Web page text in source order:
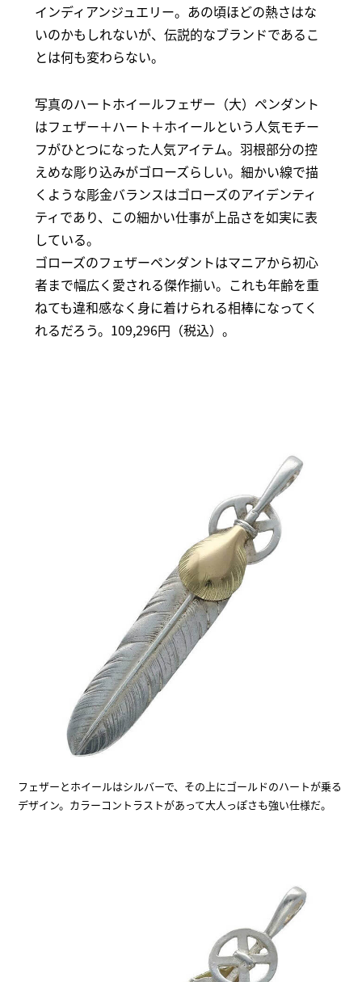
インディアンジュエリー。あの頃ほどの熱さはな
いのかもしれないが、伝説的なブランドであるこ
とは何も変わらない。
写真のハートホイールフェザー（大）ペンダント
はフェザー＋ハート＋ホイールという人気モチー
フがひとつになった人気アイテム。羽根部分の控
えめな彫り込みがゴローズらしい。細かい線で描
くような彫金バランスはゴローズのアイデンティ
ティであり、この細かい仕事が上品さを如実に表
している。
ゴローズのフェザーペンダントはマニアから初心
者まで幅広く愛される傑作揃い。これも年齢を重
ねても違和感なく身に着けられる相棒になってく
れるだろう。109,296円（税込）。
フェザーとホイールはシルバーで、その上にゴールドのハートが乗る
デザイン。カラーコントラストがあって大人っぽさも強い仕様だ。